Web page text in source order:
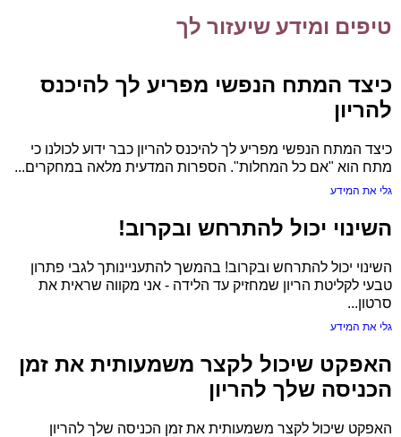
טיפים ומידע שיעזור לך
כיצד המתח הנפשי מפריע לך להיכנס
להריון
כיצד המתח הנפשי מפריע לך להיכנס להריון כבר ידוע לכולנו כי
מתח הוא "אם כל המחלות". הספרות המדעית מלאה במחקרים...
גלי את המידע
השינוי יכול להתרחש ובקרוב!
השינוי יכול להתרחש ובקרוב! בהמשך להתעניינותך לגבי פתרון
טבעי לקליטת הריון שמחזיק עד הלידה - אני מקווה שראית את
סרטון...
גלי את המידע
האפקט שיכול לקצר משמעותית את זמן
הכניסה שלך להריון
האפקט שיכול לקצר משמעותית את זמן הכניסה שלך להריון